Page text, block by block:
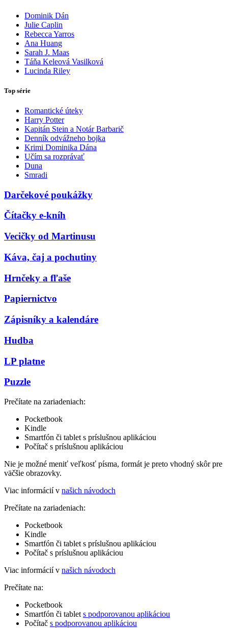
Dominik Dán
Julie Caplin
Rebecca Yarros
Ana Huang
Sarah J. Maas
Táňa Keleová Vasilková
Lucinda Riley
Top série
Romantické úteky
Harry Potter
Kapitán Stein a Notár Barbarič
Denník odvážneho bojka
Krimi Dominika Dána
Učím sa rozprávať
Duna
Smradi
Darčekové poukážky
Čítačky e-kníh
Vecičky od Martinusu
Káva, čaj a pochutiny
Hrnčeky a fľaše
Papiernictvo
Zápisníky a kalendáre
Hudba
LP platne
Puzzle
Prečítate na zariadeniach:
Pocketbook
Kindle
Smartfón či tablet s príslušnou aplikáciou
Počítač s príslušnou aplikáciou
Nie je možné meniť veľkosť písma, formát je preto vhodný skôr pre
väčšie obrazovky.
Viac informácií v našich návodoch
Prečítate na zariadeniach:
Pocketbook
Kindle
Smartfón či tablet s príslušnou aplikáciou
Počítač s príslušnou aplikáciou
Viac informácií v našich návodoch
Prečítate na:
Pocketbook
Smartfón či tablet s podporovanou aplikáciou
Počítač s podporovanou aplikáciou